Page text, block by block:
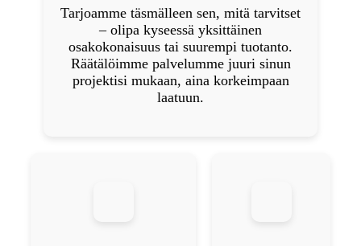
Tarjoamme täsmälleen sen, mitä tarvitset
– olipa kyseessä yksittäinen
osakokonaisuus tai suurempi tuotanto.
Räätälöimme palvelumme juuri sinun
projektisi mukaan, aina korkeimpaan
laatuun.